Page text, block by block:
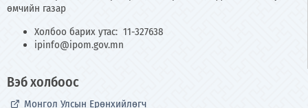
өмчийн газар
Холбоо барих утас: 11-327638
ipinfo@ipom.gov.mn
Вэб холбоос
Монгол Улсын Ерөнхийлөгч